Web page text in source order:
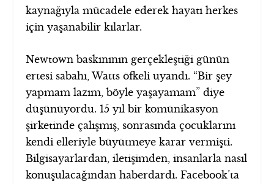
kaynağıyla mücadele ederek hayatı herkes
için yaşanabilir kılarlar.
Newtown baskınının gerçekleştiği günün
ertesi sabahı, Watts öfkeli uyandı. “Bir şey
yapmam lazım, böyle yaşayamam” diye
düşünüyordu. 15 yıl bir komünikasyon
şirketinde çalışmış, sonrasında çocuklarını
kendi elleriyle büyütmeye karar vermişti.
Bilgisayarlardan, iletişimden, insanlarla nasıl
konuşulacağından haberdardı. Facebook’ta